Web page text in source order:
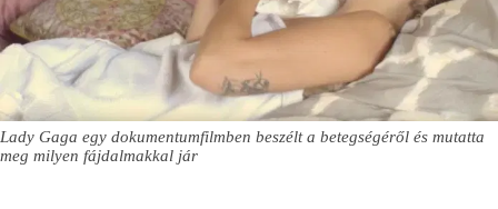
Lady Gaga egy dokumentumfilmben beszélt a betegségéről és mutatta
meg milyen fájdalmakkal jár